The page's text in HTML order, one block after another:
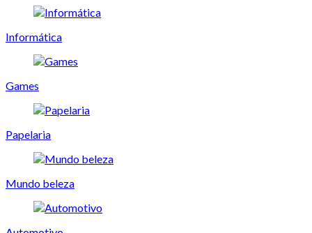
Informática
Games
Papelaria
Mundo beleza